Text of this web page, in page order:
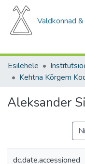
Valdkonnad
Esilehele
Aleksander
dc.date.accessioned